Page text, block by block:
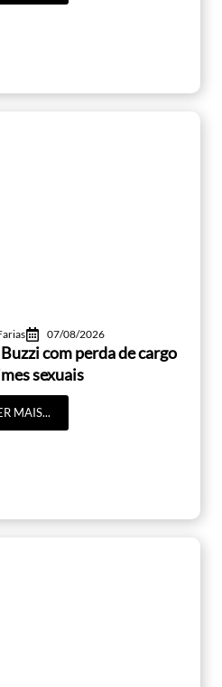
07/08/2026
com perda de cargo
sexuais
MAIS...